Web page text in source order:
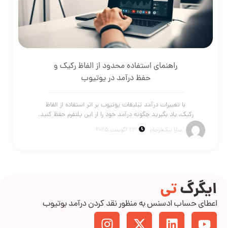
راهنمای استفاده محدود از الفاظ رکیک و
حفظ درآمد در یوتیوب
با تغییرات درآمد تبلیغات یوتیوب بر اثر استفاده از الفاظ
رکیک، یاد بگیرید چگونه درآمد خود را از این پلتفرم حفظ کنید.
سارا نیک‌فرجام 23 آگوست 2025
ایگرگتی
اعطای حساب ادسنس به منظور نقد کردن درآمد یوتیوب